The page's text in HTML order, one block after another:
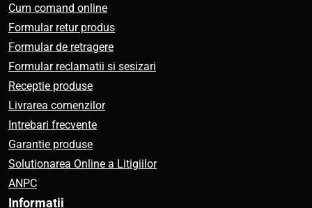
Cum comand online
Formular retur produs
Formular de retragere
Formular reclamatii si sesizari
Receptie produse
Livrarea comenzilor
Intrebari frecvente
Garantie produse
Solutionarea Online a Litigiilor
ANPC
Informatii